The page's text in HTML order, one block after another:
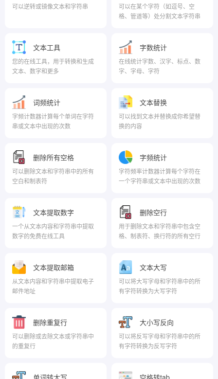
可以逆转或镜像文本和字符串
可以在某个字符（如逗号、空
格、管道等）处分割文本字符串
文本工具
您的在线工具，用于转换和生成
文本、数字和更多
字数统计
在线统计字数、汉字、标点、数
字、字母、字符
词频统计
字频计数器计算每个单词在字符
串或文本中出现的次数
文本替换
可以找到文本并替换成你希望替
换的内容
删除所有空格
可以删除文本和字符串中的所有
空白和制表符
字频统计
字符频率计数器计算每个字符在
一个字符串或文本中出现的次数
文本提取数字
一个从文本内容和字符串中提取
数字的免费在线工具
删除空行
用于删除文本和字符串中包含空
格、制表符、换行符的所有空行
文本提取邮箱
从文本内容和字符串中提取电子
邮件地址
文本大写
可以将大写字母和字符串中的所
有字符转换为大写字符
删除重复行
可以删除或去除文本或字符串中
的重复行
大小写反向
可以将反写字母和字符串中的所
有字符转换为反写字符
单词转大写 空格转tab